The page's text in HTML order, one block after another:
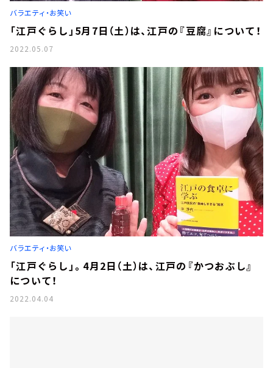
バラエティ・お笑い
「江戸ぐらし」5月7日（土）は、江戸の『豆腐』について！
2022.05.07
バラエティ・お笑い
「江戸ぐらし」。4月2日（土）は、江戸の『かつおぶし』
について！
2022.04.04